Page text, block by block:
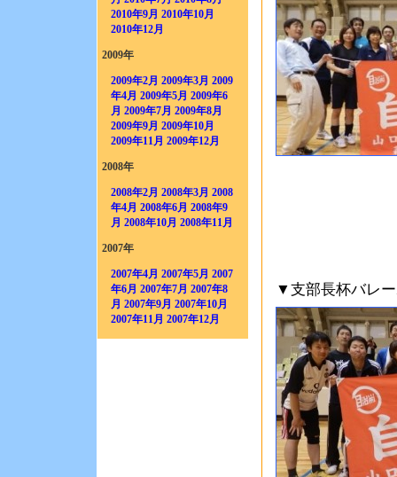
2010年9月 2010年10月
2010年12月
2009年
2009年2月 2009年3月 2009
年4月 2009年5月 2009年6
月 2009年7月 2009年8月
2009年9月 2009年10月
2009年11月 2009年12月
2008年
2008年2月 2008年3月 2008
年4月 2008年6月 2008年9
月 2008年10月 2008年11月
2007年
2007年4月 2007年5月 2007
年6月 2007年7月 2007年8
月 2007年9月 2007年10月
2007年11月 2007年12月
▼支部長杯バレ